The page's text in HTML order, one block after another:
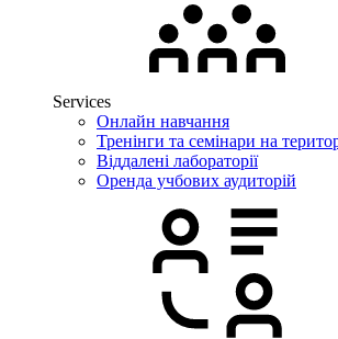
Services
Онлайн навчання
Тренінги та семінари на
Віддалені лабораторії
Оренда учбових аудиторій